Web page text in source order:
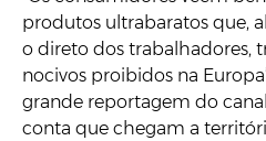
produtos ultrabaratos que,
o direto dos trabalhadores,
nocivos proibidos na
grande reportagem do
conta que chegam a